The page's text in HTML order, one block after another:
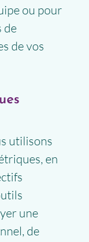
ou pour
de
de vos
utilisons
en
une
de